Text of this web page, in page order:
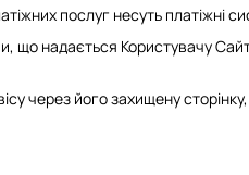
послуг несуть платіжні
що надається Користувачу
через його захищену